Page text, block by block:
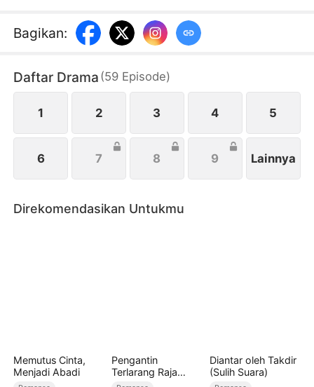
mendukung suaminya, dia mendapatkan
pengkhianatan dan penghinaan. Setelah bercerai,
gala, memutus kontrak kerja bisnis Martin dan
mendapatkan kembali pengaruhnya sebagai
seorang wanita yang kuat dan mandiri.
Bagikan:
Daftar Drama (59 Episode)
1 2 3 4 5
6 7 8 9 Lainnya
Direkomendasikan Untukmu
Memutus Cinta,
Menjadi Abadi
Pengantin
Terlarang Raja
Serigala
Diantar oleh Takdir
(Sulih Suara)